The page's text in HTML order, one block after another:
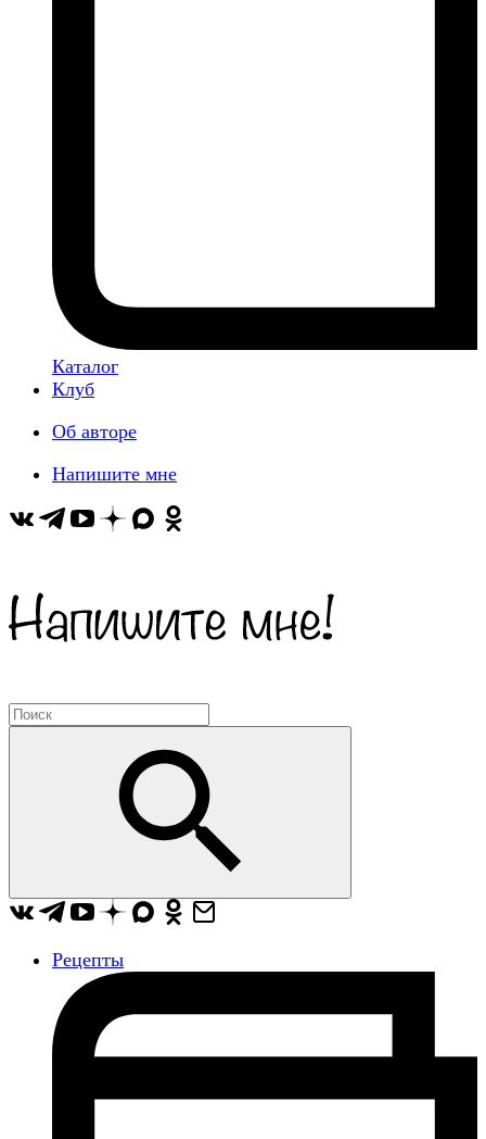
Каталог
Клуб
Об авторе
Напишите мне
Рецепты